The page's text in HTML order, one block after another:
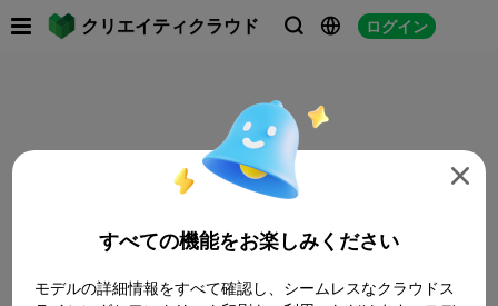
クリエイティクラウド   ログイン

すべての機能をお楽しみください
モデルの詳細情報をすべて確認し、シームレスなクラウドス